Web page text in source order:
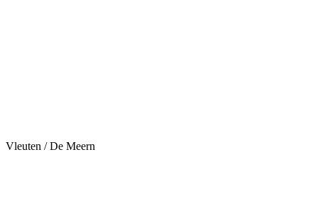
Vleuten / De Meern